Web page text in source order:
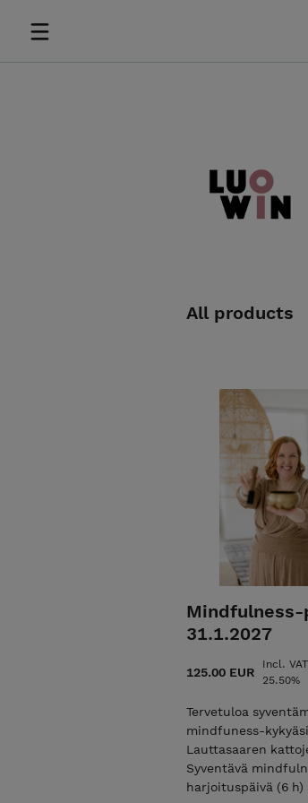
All products
Mindfulness-
31.1.2027
125.00 EUR
Incl. VAT
25.50%
Tervetuloa
mindfuness-kykyäsi
Lauttasaaren
Syventävä
harjoituspäivä (6 h)